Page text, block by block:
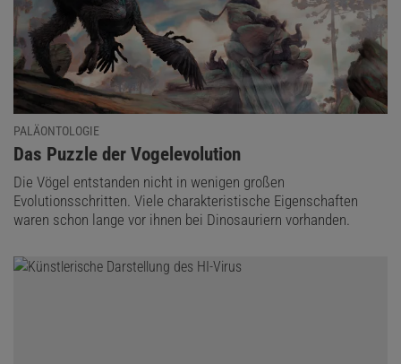
PALÄONTOLOGIE
:
Das Puzzle der ­Vogelevolution
Die Vögel entstanden nicht in wenigen großen
Evolutionsschritten. Viele charakteristische Eigenschaften
waren schon lange vor ihnen bei Dinosauriern vorhanden.